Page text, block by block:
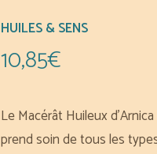
HUILES & SENS
10,85€
Le Macérât Huileux
prend soin de tous les